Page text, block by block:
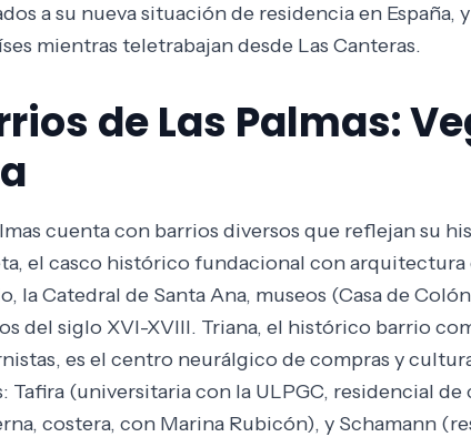
a su nueva situación de residencia en
mientras teletrabajan desde Las Canteras.
de Las Palmas:
cuenta con barrios diversos que reflejan su
el casco histórico fundacional con
la Catedral de Santa Ana, museos (Casa de
del siglo XVI-XVIII. Triana, el histórico barrio
es el centro neurálgico de compras y
Tafira (universitaria con la ULPGC, residencial
costera, con Marina Rubicón), y Schamann